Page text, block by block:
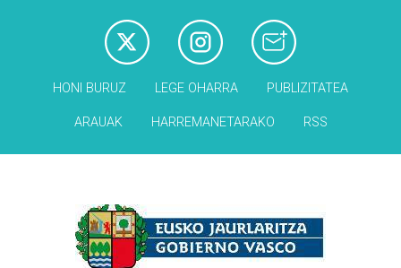
HONI BURUZ LEGE OHARRA PUBLIZITATEA
ARAUAK HARREMANETARAKO RSS